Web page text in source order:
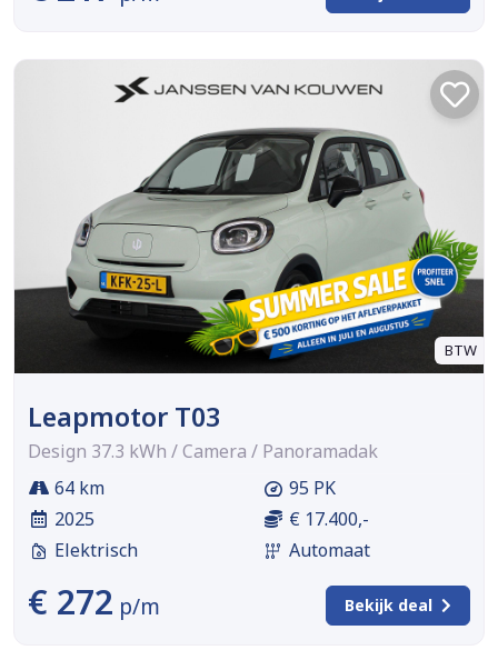
BTW
Leapmotor T03
Design 37.3 kWh / Camera / Panoramadak
64 km
2025
Elektrisch
95 PK
€ 17.400,-
Automaat
€ 272 p/m Bekijk deal